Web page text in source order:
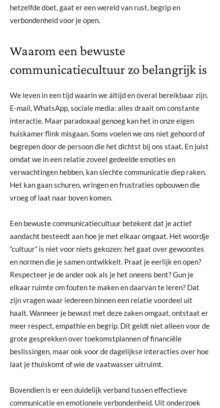
hetzelfde doet, gaat er een wereld van rust, begrip en
verbondenheid voor je open.
Waarom een bewuste
communicatiecultuur zo belangrijk is
We leven in een tijd waarin we áltijd en óveral bereikbaar zijn.
E-mail, WhatsApp, sociale media: alles draait om constante
interactie. Maar paradoxaal genoeg kan het in onze eigen
huiskamer flink misgaan. Soms voelen we ons niet gehoord of
begrepen door de persoon die het dichtst bij ons staat. En juist
omdat we in een relatie zoveel gedeelde emoties en
verwachtingen hebben, kan slechte communicatie diep raken.
Het kan gaan schuren, wringen en frustraties opbouwen die
vroeg of laat naar boven komen.
Een bewuste communicatiecultuur betekent dat je actief
aandacht besteedt aan hoe je met elkaar omgaat. Het woordje
“cultuur” is niet voor niets gekozen: het gaat over gewoontes
en normen die je samen ontwikkelt. Praat je eerlijk en open?
Respecteer je de ander ook als je het oneens bent? Gun je
elkaar ruimte om fouten te maken en daarvan te leren? Dat
zijn vragen waar iedereen binnen een relatie voordeel uit
haalt. Wanneer je bewust met deze zaken omgaat, ontstaat er
meer respect, empathie en begrip. Dit geldt niet alleen voor de
grote gesprekken over toekomstplannen of financiële
beslissingen, maar ook voor de dagelijkse interacties over hoe
laat je thuiskomt of wie de vaatwasser uitruimt.
Bovendien is er een duidelijk verband tussen effectieve
communicatie en emotionele verbondenheid. Uit onderzoek